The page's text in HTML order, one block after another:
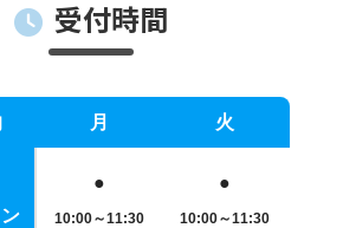
ービスを超過した場合(国際電話の利用や有料通
用料が追加請求されます。
情報も元に、SIMカード開通・契約を行います
には十分にご注意ください。頂いた情報が間違っ
ますのでご了承ください。
受付時間
月 火
●
10:00～11:30
●
10:00～11:30